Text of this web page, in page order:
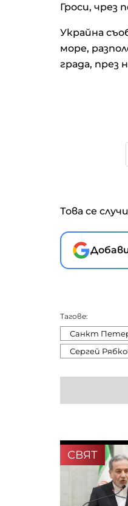
Гроси, чрез
Украйна
море,
града,
Това се
Тагове:
Санкт
Сергей
СВЯТ